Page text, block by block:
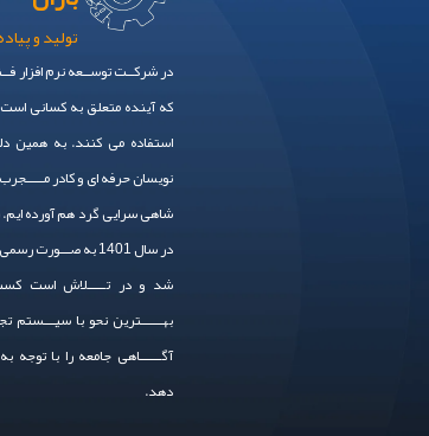
تولید و
در شرکــت توســعه نرم افزار
که آینده متعلق به کسانی است
استفاده می کنند. به همین
نویسان حرفه ای و کادر
شد و در تـــــلاش است
بهــــــترین نحو با
آگــــــاهی جامعه را با
دهد.